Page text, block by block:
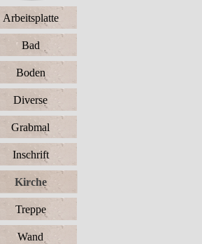
Arbeitsplatte
Bad
Boden
Diverse
Grabmal
Inschrift
Kirche
Treppe
Wand